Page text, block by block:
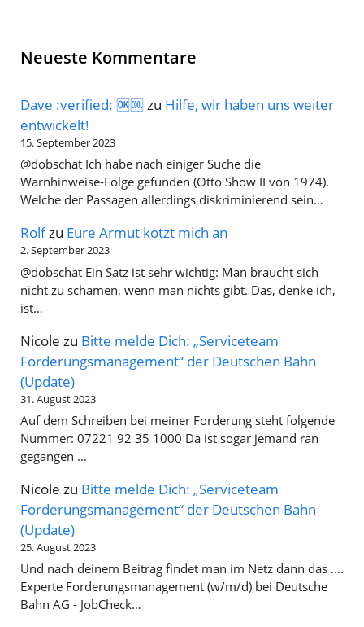
Neueste Kommentare
Dave :verified: 🆗🆒 zu Hilfe, wir haben uns weiter
entwickelt!
15. September 2023
@dobschat Ich habe nach einiger Suche die
Warnhinweise-Folge gefunden (Otto Show II von 1974).
Welche der Passagen allerdings diskriminierend sein…
Rolfzu Eure Armut kotzt mich an
2. September 2023
@dobschat Ein Satz ist sehr wichtig: Man braucht sich
nicht zu schämen, wenn man nichts gibt. Das, denke ich,
ist…
Nicole zu Bitte melde Dich: „Serviceteam
Forderungsmanagement“ der Deutschen Bahn
(Update)
31. August 2023
Auf dem Schreiben bei meiner Forderung steht folgende
Nummer: 07221 92 35 1000 Da ist sogar jemand ran
gegangen ...
Nicole zu Bitte melde Dich: „Serviceteam
Forderungsmanagement“ der Deutschen Bahn
(Update)
25. August 2023
Und nach deinem Beitrag findet man im Netz dann das ....
Experte Forderungsmanagement (w/m/d) bei Deutsche
Bahn AG - JobCheck…